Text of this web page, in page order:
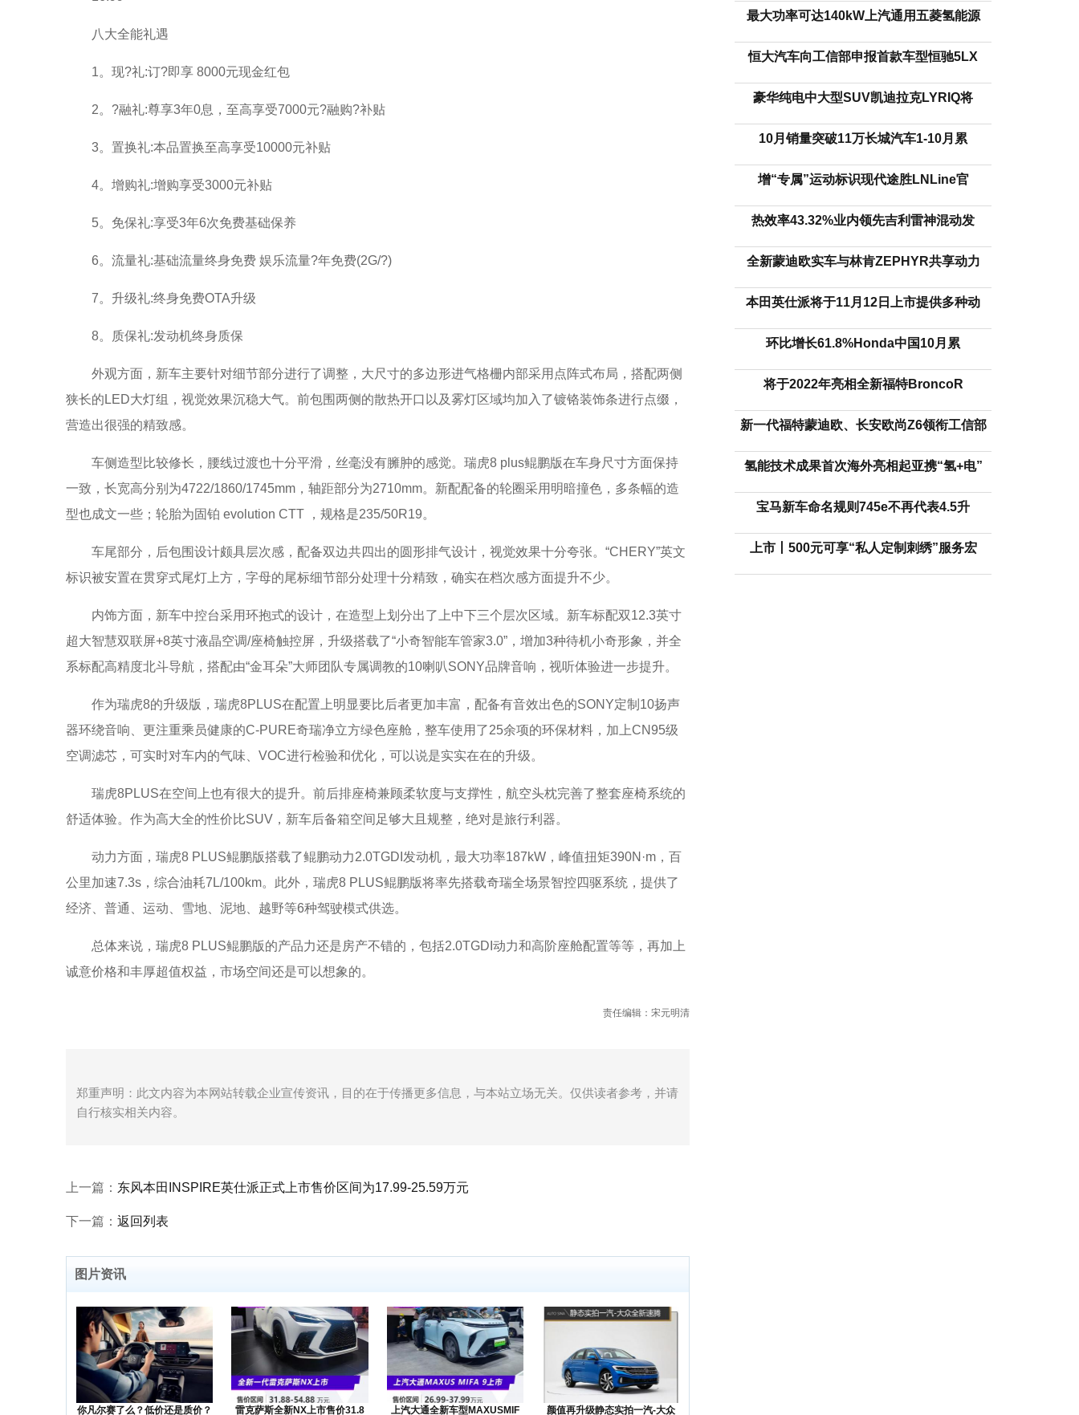
八大全能礼遇
1。现?礼:订?即享 8000元现金红包
2。?融礼:尊享3年0息，至高享受7000元?融购?补贴
3。置换礼:本品置换至高享受10000元补贴
4。增购礼:增购享受3000元补贴
5。免保礼:享受3年6次免费基础保养
6。流量礼:基础流量终身免费 娱乐流量?年免费(2G/?)
7。升级礼:终身免费OTA升级
8。质保礼:发动机终身质保
外观方面，新车主要针对细节部分进行了调整，大尺寸的多边形进气格栅内部采用点阵式布局，搭配两侧
狭长的LED大灯组，视觉效果沉稳大气。前包围两侧的散热开口以及雾灯区域均加入了镀铬装饰条进行点缀，
营造出很强的精致感。
车侧造型比较修长，腰线过渡也十分平滑，丝毫没有臃肿的感觉。瑞虎8 plus鲲鹏版在车身尺寸方面保持
一致，长宽高分别为4722/1860/1745mm，轴距部分为2710mm。新配配备的轮圈采用明暗撞色，多条幅的造
型也成文一些；轮胎为固铂 evolution CTT ，规格是235/50R19。
车尾部分，后包围设计颇具层次感，配备双边共四出的圆形排气设计，视觉效果十分夸张。“CHERY”英文
标识被安置在贯穿式尾灯上方，字母的尾标细节部分处理十分精致，确实在档次感方面提升不少。
内饰方面，新车中控台采用环抱式的设计，在造型上划分出了上中下三个层次区域。新车标配双12.3英寸
超大智慧双联屏+8英寸液晶空调/座椅触控屏，升级搭载了“小奇智能车管家3.0”，增加3种待机小奇形象，并全
系标配高精度北斗导航，搭配由“金耳朵”大师团队专属调教的10喇叭SONY品牌音响，视听体验进一步提升。
作为瑞虎8的升级版，瑞虎8PLUS在配置上明显要比后者更加丰富，配备有音效出色的SONY定制10扬声
器环绕音响、更注重乘员健康的C-PURE奇瑞净立方绿色座舱，整车使用了25余项的环保材料，加上CN95级
空调滤芯，可实时对车内的气味、VOC进行检验和优化，可以说是实实在在的升级。
瑞虎8PLUS在空间上也有很大的提升。前后排座椅兼顾柔软度与支撑性，航空头枕完善了整套座椅系统的
舒适体验。作为高大全的性价比SUV，新车后备箱空间足够大且规整，绝对是旅行利器。
动力方面，瑞虎8 PLUS鲲鹏版搭载了鲲鹏动力2.0TGDI发动机，最大功率187kW，峰值扭矩390N·m，百
公里加速7.3s，综合油耗7L/100km。此外，瑞虎8 PLUS鲲鹏版将率先搭载奇瑞全场景智控四驱系统，提供了
经济、普通、运动、雪地、泥地、越野等6种驾驶模式供选。
总体来说，瑞虎8 PLUS鲲鹏版的产品力还是房产不错的，包括2.0TGDI动力和高阶座舱配置等等，再加上
诚意价格和丰厚超值权益，市场空间还是可以想象的。
责任编辑：宋元明清
郑重声明：此文内容为本网站转载企业宣传资讯，目的在于传播更多信息，与本站立场无关。仅供读者参考，并请
自行核实相关内容。
上一篇： 东风本田INSPIRE英仕派正式上市售价区间为17.99-25.59万元
下一篇： 返回列表
图片资讯
你凡尔赛了么？低价还是质价？ 雷克萨斯全新NX上市售价31.8 上汽大通全新车型MAXUSMIF 颜值再升级静态实拍一汽-大众
最大功率可达140kW上汽通用五菱氢能源
恒大汽车向工信部申报首款车型恒驰5LX
豪华纯电中大型SUV凯迪拉克LYRIQ将
10月销量突破11万长城汽车1-10月累
增“专属”运动标识现代途胜LNLine官
热效率43.32%业内领先吉利雷神混动发
全新蒙迪欧实车与林肯ZEPHYR共享动力
本田英仕派将于11月12日上市提供多种动
环比增长61.8%Honda中国10月累
将于2022年亮相全新福特BroncoR
新一代福特蒙迪欧、长安欧尚Z6领衔工信部
氢能技术成果首次海外亮相起亚携“氢+电”
宝马新车命名规则745e不再代表4.5升
上市丨500元可享“私人定制刺绣”服务宏